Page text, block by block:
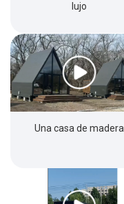
lujo
Una casa de madera